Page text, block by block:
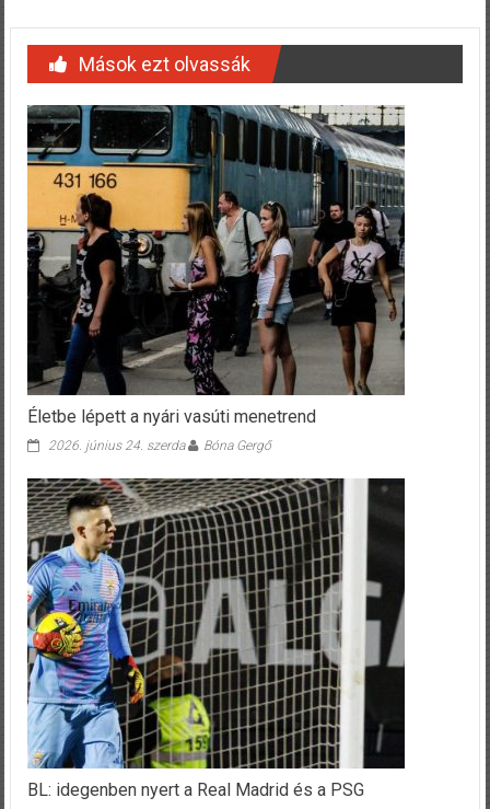
Mások ezt olvassák
Életbe lépett a nyári vasúti menetrend
2026. június 24. szerda Bóna Gergő
BL: idegenben nyert a Real Madrid és a PSG